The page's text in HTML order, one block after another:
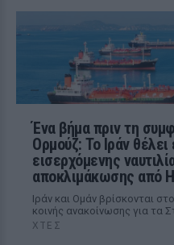
Ένα βήμα πριν τη
Ορμούζ: Το Ιράν
εισερχόμενης
αποκλιμάκωσης από
Ιράν και Ομάν βρίσκονται
κοινής ανακοίνωσης για τα
ΧΤΕΣ